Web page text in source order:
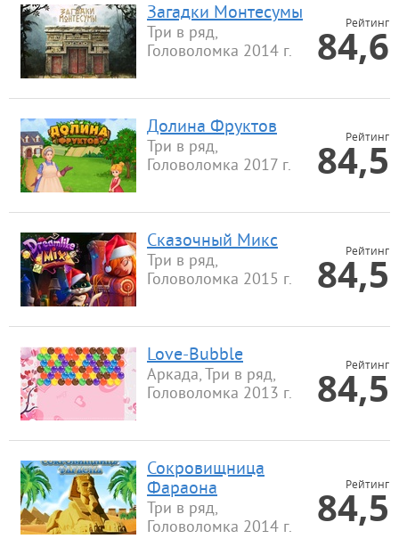
Загадки Монтесумы
Три в ряд,
Головоломка 2014 г.
Рейтинг
84,6
Долина Фруктов
Три в ряд,
Головоломка 2017 г.
Рейтинг
84,5
Сказочный Микс
Три в ряд,
Головоломка 2015 г.
Рейтинг
84,5
Love-Bubble
Аркада, Три в ряд,
Головоломка 2013 г.
Рейтинг
84,5
Сокровищница
Фараона
Три в ряд,
Головоломка 2014 г.
Рейтинг
84,5